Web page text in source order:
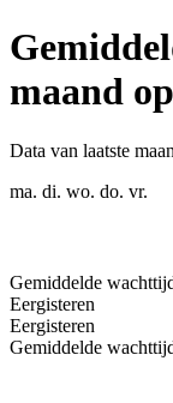
maand
Data van laatste
ma. di. wo. do. vr.
Gemiddelde
Eergisteren
Eergisteren
Gemiddelde